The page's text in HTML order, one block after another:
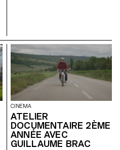
CINEMA
ATELIER
DOCUMENTAIRE 2ÈME
ANNÉE AVEC
GUILLAUME BRAC